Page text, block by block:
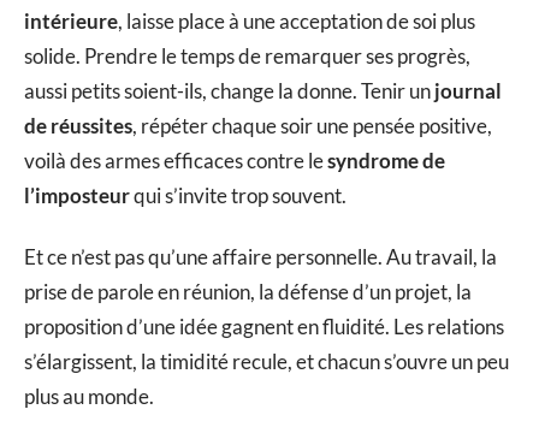
intérieure, laisse place à une acceptation de soi plus
solide. Prendre le temps de remarquer ses progrès,
aussi petits soient-ils, change la donne. Tenir unjournal
de réussites, répéter chaque soir une pensée positive,
voilà des armes efficaces contre lesyndrome de
l’imposteurqui s’invite trop souvent.
Et ce n’est pas qu’une affaire personnelle. Au travail, la
prise de parole en réunion, la défense d’un projet, la
proposition d’une idée gagnent en fluidité. Les relations
s’élargissent, la timidité recule, et chacun s’ouvre un peu
plus au monde.